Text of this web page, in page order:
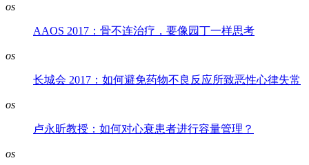
os
AAOS 2017：骨不连治疗，要像园丁一样思考
os
长城会 2017：如何避免药物不良反应所致恶性心律失常
os
卢永昕教授：如何对心衰患者进行容量管理？
os